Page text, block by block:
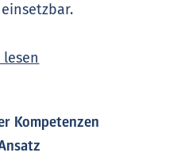
im Oktober 2026:
einen Blick in das Buch!
lesen
Kompetenzen